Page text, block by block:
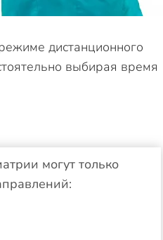
дистанционного
выбирая время
могут только